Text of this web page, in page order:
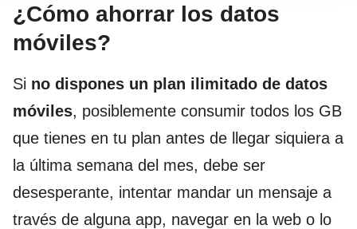
¿Cómo ahorrar los datos
móviles?
Si no dispones un plan ilimitado de datos
móviles, posiblemente consumir todos los GB
que tienes en tu plan antes de llegar siquiera a
la última semana del mes, debe ser
desesperante, intentar mandar un mensaje a
través de alguna app, navegar en la web o lo